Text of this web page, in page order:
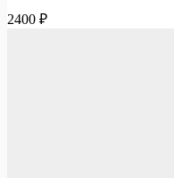
2400 ₽